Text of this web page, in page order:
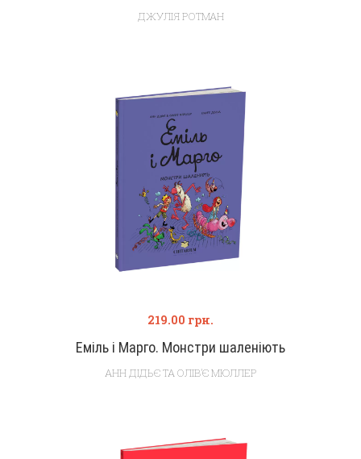
ДЖУЛІЯ РОТМАН
Еміль і Марго. Монстри шаленіють
219.00 грн.
АНН ДІДЬЄ ТА ОЛІВ’Є МЮЛЛЕР